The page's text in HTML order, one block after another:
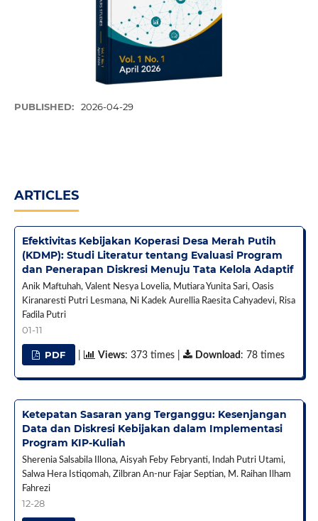
PUBLISHED: 2026-04-29
ARTICLES
Efektivitas Kebijakan Koperasi Desa Merah Putih
(KDMP): Studi Literatur tentang Evaluasi Program
dan Penerapan Diskresi Menuju Tata Kelola Adaptif
Anik Maftuhah, Valent Nesya Lovelia, Mutiara Yunita Sari, Oasis
Kiranaresti Putri Lesmana, Ni Kadek Aurellia Raesita Cahyadevi, Risa
Fadila Putri
01-11
PDF Views: 373 times | Download : 78 times
Ketepatan Sasaran yang Terganggu: Kesenjangan
Data dan Diskresi Kebijakan dalam Implementasi
Program KIP-Kuliah
Sherenia Salsabila Illona, Aisyah Feby Febryanti, Indah Putri Utami,
Salwa Hera Istiqomah, Zilbran An-nur Fajar Septian, M. Raihan Ilham
Fahrezi
12-28